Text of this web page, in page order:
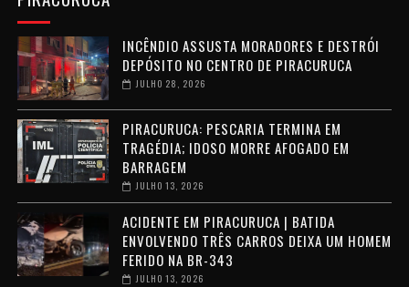
INCÊNDIO ASSUSTA MORADORES E DESTRÓI
DEPÓSITO NO CENTRO DE PIRACURUCA
JULHO 28, 2026
PIRACURUCA: PESCARIA TERMINA EM
TRAGÉDIA; IDOSO MORRE AFOGADO EM
BARRAGEM
JULHO 13, 2026
ACIDENTE EM PIRACURUCA | BATIDA
ENVOLVENDO TRÊS CARROS DEIXA UM HOMEM
FERIDO NA BR-343
JULHO 13, 2026